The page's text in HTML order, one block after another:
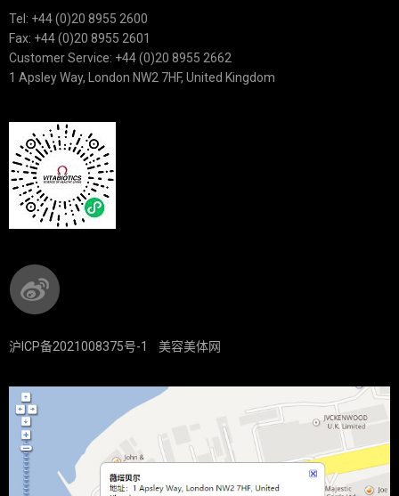
Tel: +44 (0)20 8955 2600
Fax: +44 (0)20 8955 2601
Customer Service: +44 (0)20 8955 2662
1 Apsley Way, London NW2 7HF, United Kingdom
沪ICP备2021008375号-1 美容美体网